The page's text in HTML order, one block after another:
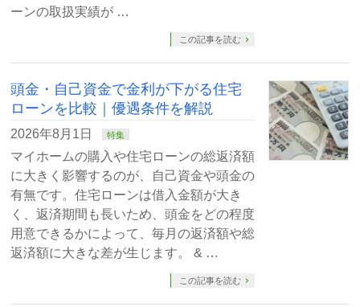
ーンの取扱実績が …
この記事を読む
頭金・自己資金で金利が下がる住宅
ローンを比較｜優遇条件を解説
2026年8月1日 特集
マイホームの購入や住宅ローンの総返済額
に大きく影響するのが、自己資金や頭金の
有無です。住宅ローンは借入金額が大き
く、返済期間も長いため、頭金をどの程度
用意できるかによって、毎月の返済額や総
返済額に大きな差が生じます。 & …
この記事を読む